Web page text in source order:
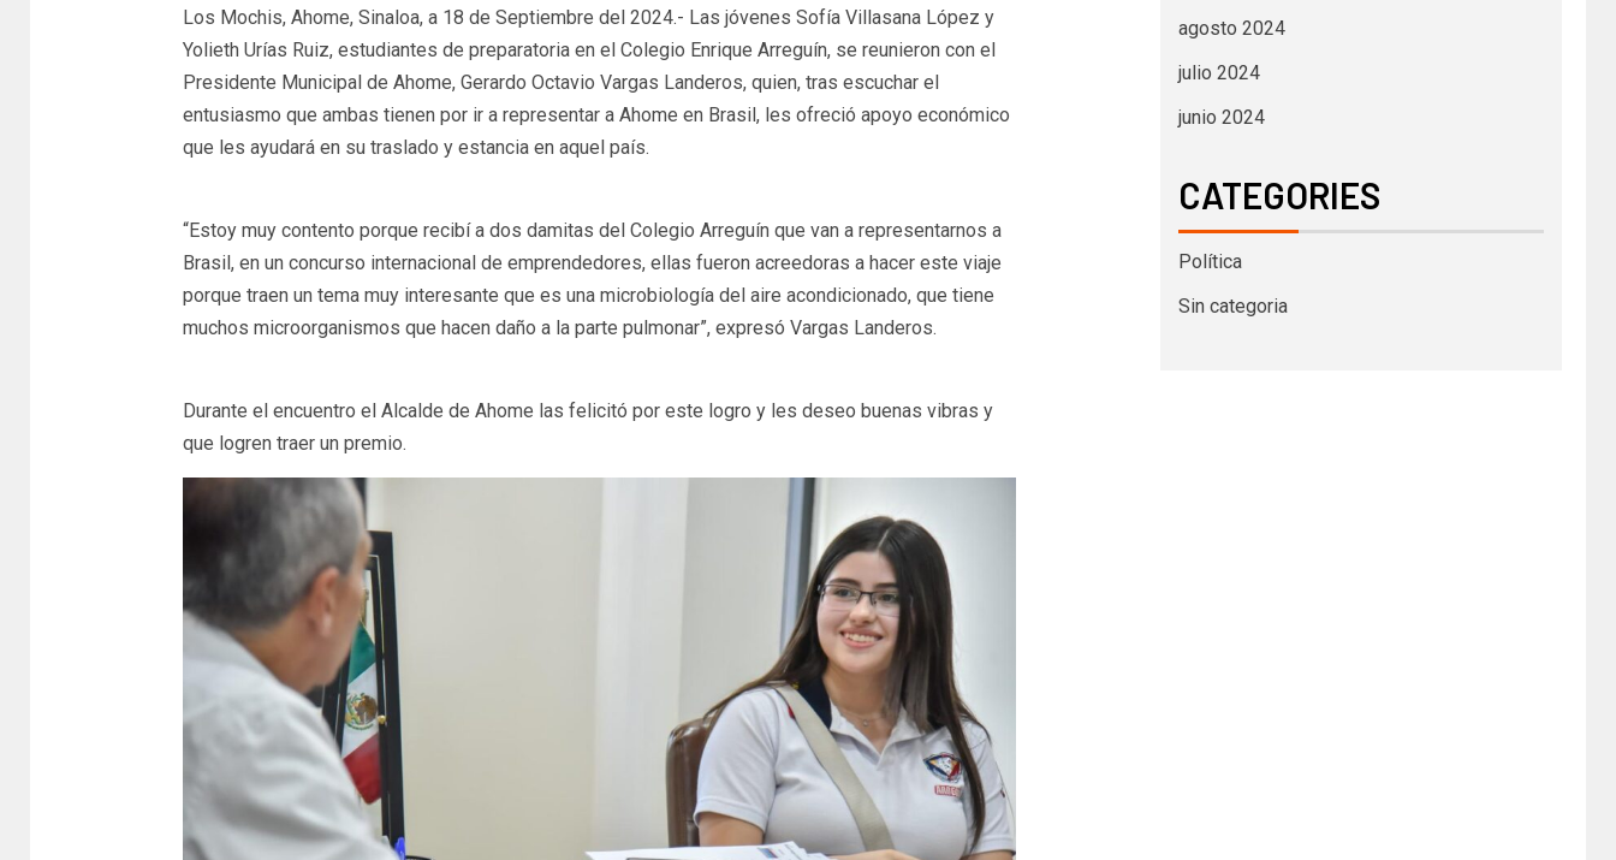
Los Mochis, Ahome, Sinaloa, a 18 de Septiembre del 2024.- Las jóvenes Sofía Villasana López y
Yolieth Urías Ruiz, estudiantes de preparatoria en el Colegio Enrique Arreguín, se reunieron con el
Presidente Municipal de Ahome, Gerardo Octavio Vargas Landeros, quien, tras escuchar el
entusiasmo que ambas tienen por ir a representar a Ahome en Brasil, les ofreció apoyo económico
que les ayudará en su traslado y estancia en aquel país.
“Estoy muy contento porque recibí a dos damitas del Colegio Arreguín que van a representarnos a
Brasil, en un concurso internacional de emprendedores, ellas fueron acreedoras a hacer este viaje
porque traen un tema muy interesante que es una microbiología del aire acondicionado, que tiene
muchos microorganismos que hacen daño a la parte pulmonar”, expresó Vargas Landeros.
Durante el encuentro el Alcalde de Ahome las felicitó por este logro y les deseo buenas vibras y
que logren traer un premio.
agosto 2024
julio 2024
junio 2024
CATEGORIES
Política
Sin categoria